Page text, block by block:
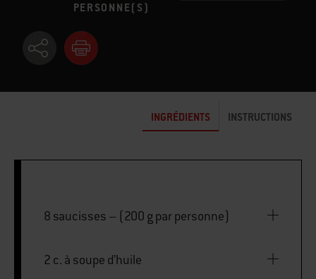
PERSONNE(S)
INGRÉDIENTS INSTRUCTIONS
8 saucisses – (200 g par personne)
2 c. à soupe d’huile